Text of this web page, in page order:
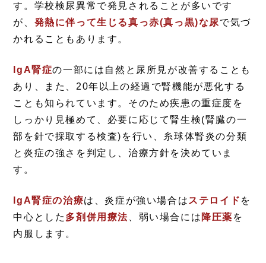
す。学校検尿異常で発見されることが多いです
が、 発熱に伴って生じる真っ赤(真っ黒)な尿で気づ
かれることもあります。
IgA腎症の一部には自然と尿所見が改善することも
あり、また、20年以上の経過で腎機能が悪化する
ことも知られています。そのため疾患の重症度を
しっかり見極めて、必要に応じて腎生検(腎臓の一
部を針で採取する検査)を行い、糸球体腎炎の分類
と炎症の強さを判定し、治療方針を決めていま
す。
IgA腎症の治療は、炎症が強い場合は ステロイド を
中心とした 多剤併用療法 、弱い場合には 降圧薬 を
内服します。